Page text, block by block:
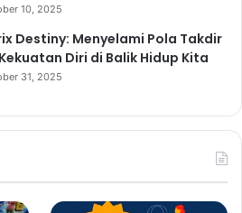
10, 2025
Destiny: Menyelami Pola Takdir
Diri di Balik Hidup Kita
31, 2025